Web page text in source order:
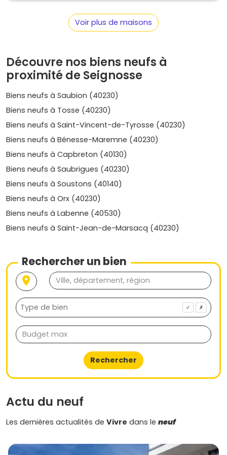
Voir plus de maisons
Découvre nos biens neufs à
proximité de Seignosse
Biens neufs à Saubion (40230)
Biens neufs à Tosse (40230)
Biens neufs à Saint-Vincent-de-Tyrosse (40230)
Biens neufs à Bénesse-Maremne (40230)
Biens neufs à Capbreton (40130)
Biens neufs à Saubrigues (40230)
Biens neufs à Soustons (40140)
Biens neufs à Orx (40230)
Biens neufs à Labenne (40530)
Biens neufs à Saint-Jean-de-Marsacq (40230)
Rechercher un bien
✓ ✗
Rechercher
Actu du neuf
Les dernières actualités de Vivre dans le neuf